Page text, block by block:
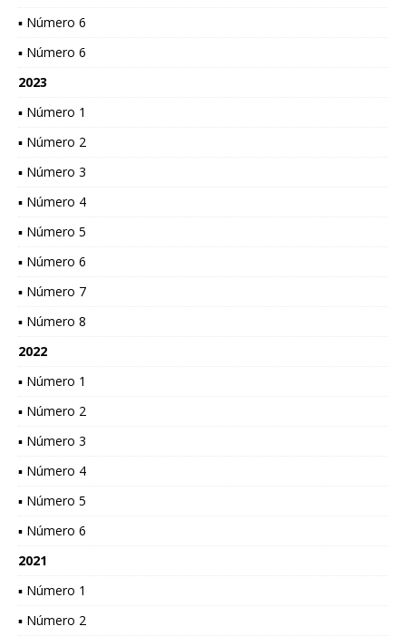
▪ Número 6
▪ Número 6
2023
▪ Número 1
▪ Número 2
▪ Número 3
▪ Número 4
▪ Número 5
▪ Número 6
▪ Número 7
▪ Número 8
2022
▪ Número 1
▪ Número 2
▪ Número 3
▪ Número 4
▪ Número 5
▪ Número 6
2021
▪ Número 1
▪ Número 2